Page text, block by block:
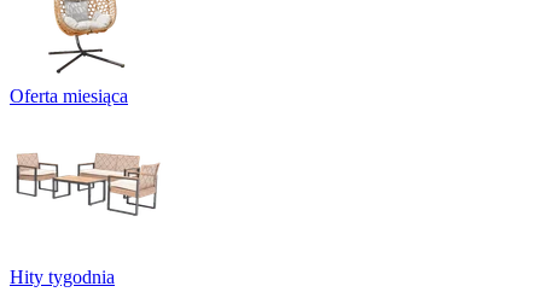
Oferta miesiąca
Hity tygodnia